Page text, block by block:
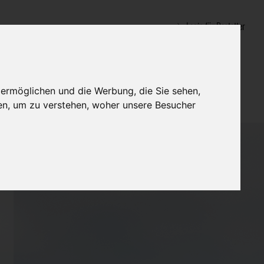
und die Werbung, die Sie sehen,
um zu verstehen, woher unsere Besucher
Login für Bestatter